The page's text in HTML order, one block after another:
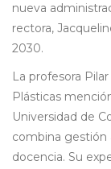
nueva
rectora,
2030.
La profesora
Plásticas
Universidad de
combina gestión
docencia. Su